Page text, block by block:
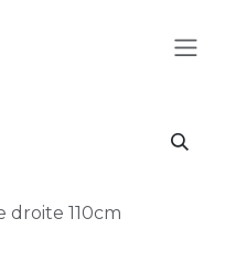
droite 110cm